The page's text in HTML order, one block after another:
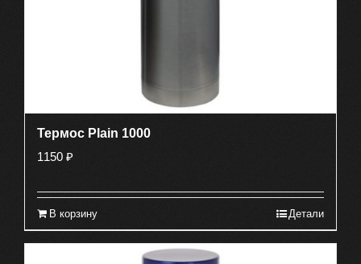
Термос Plain 1000
1150 ₽
В корзину Детали